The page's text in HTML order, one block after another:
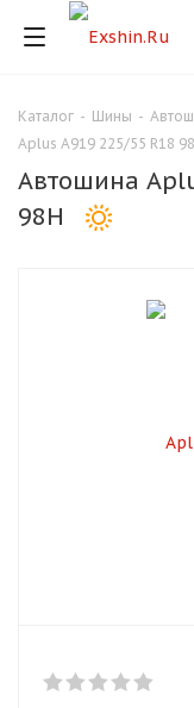
Каталог - Шины -
Aplus A919 225/55 R18
Автошина
98H
Для клиентов всех
Разбейте
оплату